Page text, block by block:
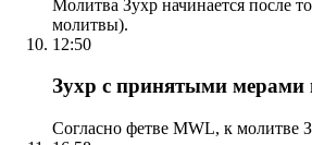
Молитва Зухр начинается после
молитвы).
12:50
Зухр с принятыми мерами
Согласно фетве MWL, к молитве